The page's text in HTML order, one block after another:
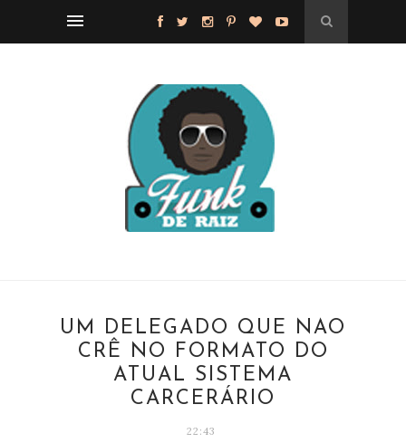
UM DELEGADO QUE NÃO
CRÊ NO FORMATO DO
ATUAL SISTEMA
CARCERÁRIO
22:43